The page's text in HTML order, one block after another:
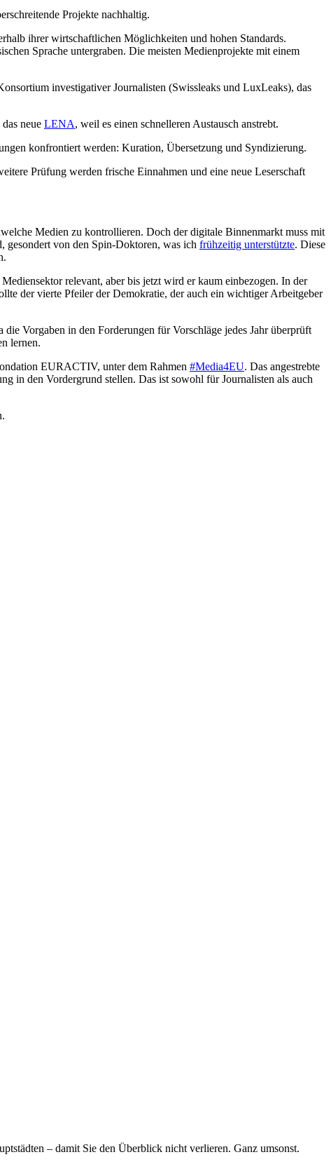
Projekte nachhaltig.
ihrer wirtschaftlichen Möglichkeiten und hohen Standards.
Sprache untergraben. Die meisten Medienprojekte mit einem
investigativer Journalisten (Swissleaks und LuxLeaks), das
neue LENA, weil es einen schnelleren Austausch anstrebt.
konfrontiert werden: Kuration, Übersetzung und Syndizierung.
Prüfung werden frische Einnahmen und eine neue Leserschaft
Medien zu kontrollieren. Doch der digitale Binnenmarkt muss mit
gesondert von den Spin-Doktoren, was ich frühzeitig unterstützte. Diese
relevant, aber bis jetzt wird er kaum einbezogen. In der
der vierte Pfeiler der Demokratie, der auch ein wichtiger Arbeitgeber
Vorgaben in den Forderungen für Vorschläge jedes Jahr überprüft
lernen.
EURACTIV, unter dem Rahmen #Media4EU. Das angestrebte
in den Vordergrund stellen. Das ist sowohl für Journalisten als auch
– damit Sie den Überblick nicht verlieren. Ganz umsonst.